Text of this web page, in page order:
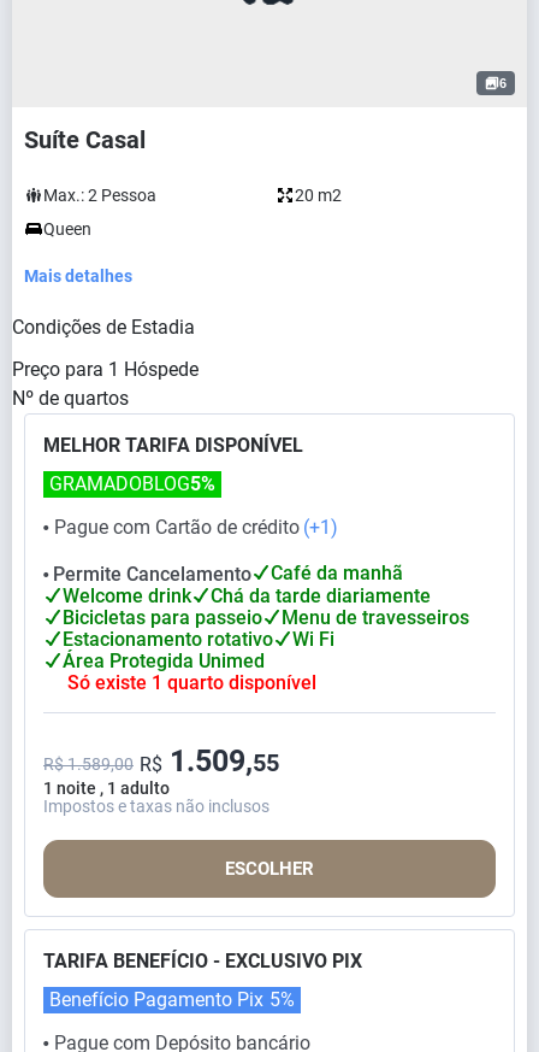
6
Suíte Casal
Max.:2 Pessoa
20 m2
Queen
Mais detalhes
Condições de Estadia
Preço para 1 Hóspede
Nº de quartos
MELHOR TARIFA DISPONÍVEL
⬤ Pague com Cartão de crédito (+1)
GRAMADOBLOG5%
⬤ Permite Cancelamento
Café da manhã
Welcome drink
Chá da tarde diariamente
Bicicletas para passeio
Menu de travesseiros
Estacionamento rotativo
Wi Fi
Área Protegida Unimed
Só existe 1 quarto disponível
1 noite , 1 adulto
R$ 1.589,00 R$ 1.509,55
Impostos e taxas não inclusos
ESCOLHER
TARIFA BENEFÍCIO - EXCLUSIVO PIX
⬤ Pague com Depósito bancário
Benefício Pagamento Pix 5%